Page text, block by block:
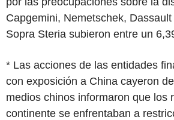
Capgemini, Nemetschek,
Sopra Steria subieron entre un
* Las acciones de las entidades
con exposición a China cayeron
medios chinos informaron que los
continente se enfrentaban a